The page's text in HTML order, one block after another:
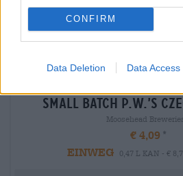
CONFIRM
Data Deletion Data Access
small batch p.w.’s
Moosehead
€ 4,09
EINWEG
0,47 L KAN - €